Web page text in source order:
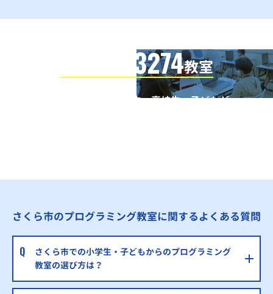
3274教室
全国の小学生・中学生・高校生・子どもが
さくら市のプログラミング教室に関するよくある質問
さくら市での小学生・子どもからのプログラミング
教室の選び方は？